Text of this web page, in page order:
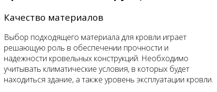
Качество материалов
Выбор подходящего материала для кровли играет
решающую роль в обеспечении прочности и
надежности кровельных конструкций. Необходимо
учитывать климатические условия, в которых будет
находиться здание, а также уровень эксплуатации кровли.